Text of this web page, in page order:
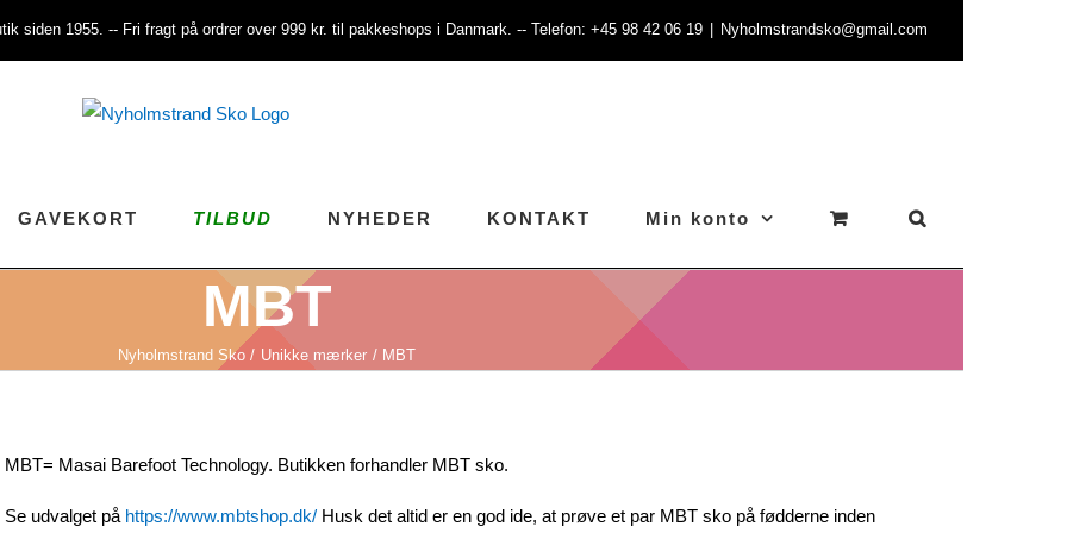
siden 1955. -- Fri fragt på ordrer over 999 kr. til pakkeshops i Danmark. -- Telefon: +45 98 42 06 19 Nyholmstrandsko@gmail.com
GAVEKORT TILBUD NYHEDER KONTAKT Min konto
MBT
Nyholmstrand Sko Unikke mærker MBT
MBT= Masai Barefoot Technology. Butikken forhandler MBT sko.
Se udvalget på https://www.mbtshop.dk/ Husk det altid er en god ide, at prøve et par MBT sko på fødderne inden